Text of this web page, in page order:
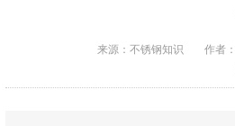
来源： 不锈钢知识 作者：